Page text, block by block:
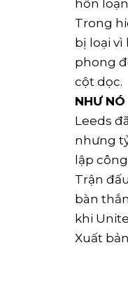
hỗn
Trong
bị loại vì
phong
cột dọc.
NHƯ
Leeds
nhưng
lập
Trận
bàn
khi
Xuất